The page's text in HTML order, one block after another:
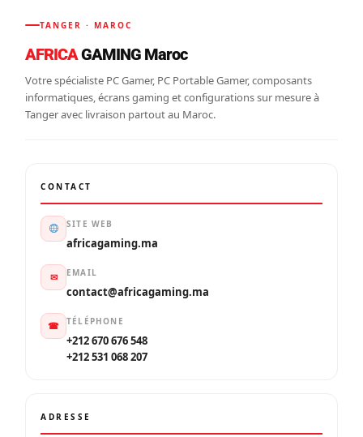
TANGER · MAROC
AFRICAGAMING Maroc
Votre spécialiste PC Gamer, PC Portable Gamer, composants
informatiques, écrans gaming et configurations sur mesure à
Tanger avec livraison partout au Maroc.
CONTACT
SITE WEB
africagaming.ma
✉ EMAIL
contact@africagaming.ma
☎ TÉLÉPHONE
+212 670 676 548
+212 531 068 207
ADRESSE